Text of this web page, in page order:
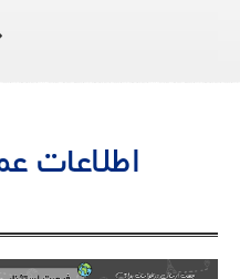
اطلاعات